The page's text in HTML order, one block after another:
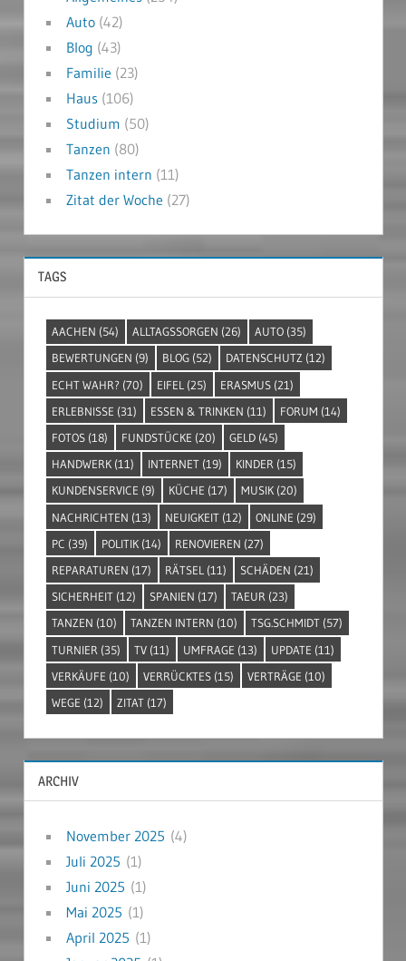
Auto(42)
Blog (43)
Familie (23)
Haus(106)
Studium (50)
Tanzen (80)
Tanzen intern (11)
Zitat der Woche (27)
TAGS
AACHEN (54) ALLTAGSSORGEN (26) AUTO (35)
BEWERTUNGEN (9) BLOG (52) DATENSCHUTZ (12)
ECHT WAHR? (70) EIFEL (25) ERASMUS (21)
ERLEBNISSE (31) ESSEN & TRINKEN (11) FORUM (14)
FOTOS (18) FUNDSTÜCKE (20) GELD (45)
HANDWERK (11) INTERNET (19) KINDER (15)
KUNDENSERVICE (9) KÜCHE (17) MUSIK (20)
NACHRICHTEN (13) NEUIGKEIT (12) ONLINE (29)
PC (39) POLITIK (14) RENOVIEREN (27)
REPARATUREN (17) RÄTSEL (11) SCHÄDEN (21)
SICHERHEIT (12) SPANIEN (17) TAEUR (23)
TANZEN (10) TANZEN INTERN (10) TSG.SCHMIDT (57)
TURNIER (35) TV (11) UMFRAGE (13) UPDATE (11)
VERKÄUFE (10) VERRÜCKTES (15) VERTRÄGE (10)
WEGE (12) ZITAT (17)
ARCHIV
November 2025 (4)
Juli 2025 (1)
Juni 2025 (1)
Mai 2025 (1)
April 2025 (1)